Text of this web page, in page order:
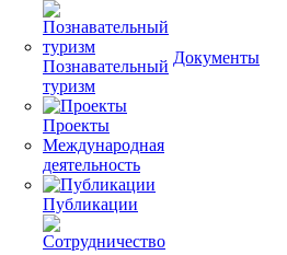
Познавательный
туризм
Проекты
Международная
деятельность
Публикации
Документы